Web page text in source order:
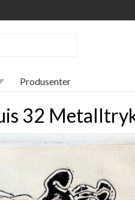
Produsenter
32